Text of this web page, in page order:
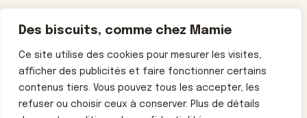
Des biscuits, comme chez Mamie
Ce site utilise des cookies pour mesurer les visites,
afficher des publicités et faire fonctionner certains
contenus tiers. Vous pouvez tous les accepter, les
refuser ou choisir ceux à conserver. Plus de détails